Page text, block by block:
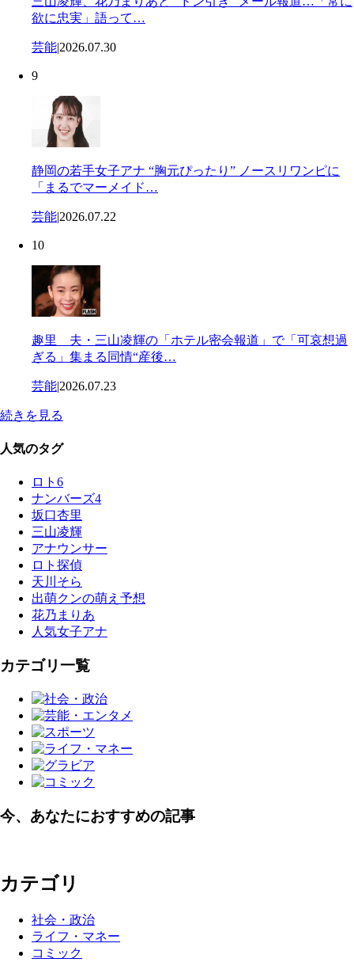
欲に忠実」語って…
芸能|2026.07.30
9
静岡の若手女子アナ “胸元ぴったり” ノースリワンピに
「まるでマーメイド…
芸能|2026.07.22
10
趣里 夫・三山凌輝の「ホテル密会報道」で「可哀想過
ぎる」集まる同情“産後…
芸能|2026.07.23
続きを見る
人気のタグ
ロト6
ナンバーズ4
坂口杏里
三山凌輝
アナウンサー
ロト探偵
天川そら
出萌クンの萌え予想
花乃まりあ
人気女子アナ
カテゴリ一覧
今、あなたにおすすめの記事
カテゴリ
社会・政治
ライフ・マネー
コミック